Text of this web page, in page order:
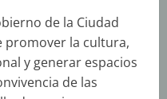
de la Ciudad
promover la cultura,
y generar espacios
de las